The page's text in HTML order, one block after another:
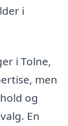
i
i Tolne,
men
og
En